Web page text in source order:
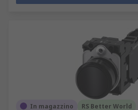
In magazzino RS Better World